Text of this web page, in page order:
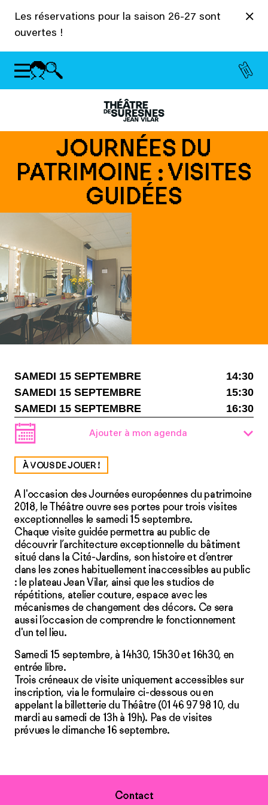
Les réservations pour la saison 26-27 sont
ouvertes !
JOURNÉES DU
PATRIMOINE : VISITES
GUIDÉES
SAMEDI 15 SEPTEMBRE
14:30
SAMEDI 15 SEPTEMBRE
15:30
SAMEDI 15 SEPTEMBRE
16:30
Ajouter à mon agenda
À VOUS DE JOUER !
A l'occasion des Journées européennes du patrimoine
2018, le Théâtre ouvre ses portes pour trois visites
exceptionnelles le samedi 15 septembre.
Chaque visite guidée permettra au public de
découvrir l’architecture exceptionnelle du bâtiment
situé dans la Cité-Jardins, son histoire et d’entrer
dans les zones habituellement inaccessibles au public
: le plateau Jean Vilar, ainsi que les studios de
répétitions, atelier couture, espace avec les
mécanismes de changement des décors. Ce sera
aussi l’occasion de comprendre le fonctionnement
d'un tel lieu.
Samedi 15 septembre, à 14h30, 15h30 et 16h30, en
entrée libre.
Trois créneaux de visite uniquement accessibles sur
inscription, via le formulaire ci-dessous ou en
appelant la billetterie du Théâtre (01 46 97 98 10, du
mardi au samedi de 13h à 19h). Pas de visites
prévues le dimanche 16 septembre.
Contact